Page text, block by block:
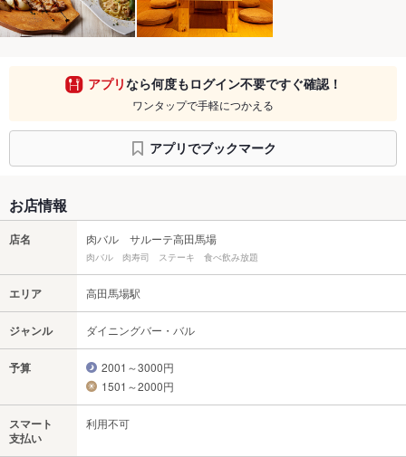
アプリなら何度もログイン不要ですぐ確認！
ワンタップで手軽につかえる
アプリでブックマーク
お店情報
店名 肉バル サルーテ高田馬場
肉バル 肉寿司 ステーキ 食べ飲み放題
エリア 高田馬場駅
ジャンル ダイニングバー・バル
予算
2001～3000円
1501～2000円
スマート
支払い
利用不可